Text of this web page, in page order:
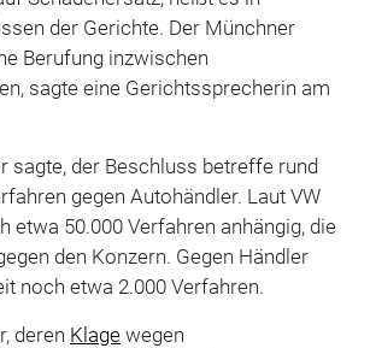
der Gerichte. Der Münchner
Berufung inzwischen
sagte eine Gerichtssprecherin am
sagte, der Beschluss betreffe rund
gegen Autohändler. Laut VW
etwa 50.000 Verfahren anhängig, die
den Konzern. Gegen Händler
noch etwa 2.000 Verfahren.
deren Klagewegen